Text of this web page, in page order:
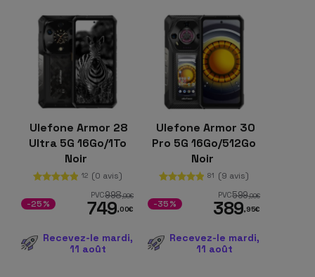
Ulefone Armor 28
Ultra 5G 16Go/1To
Noir
12 (0 avis)
PVC998,99€
749,00€
-25%
Recevez-le mardi,
11 août
Ulefone Armor 30
Pro 5G 16Go/512Go
Noir
81 (9 avis)
PVC599,00€
389,95€
-35%
Recevez-le mardi,
11 août